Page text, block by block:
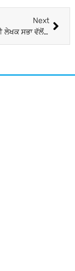
Next
ਕੇਂਦਰੀ ਪੰਜਾਬੀ ਲੇਖਕ ਸਭਾ ਵੱਲੋਂ ਸੁਰਿੰਦਰ ਸਿੰਘ ਜੱਬਲ ਦੀ ਪੁਸਤਕ ਰਿਲੀਜ਼